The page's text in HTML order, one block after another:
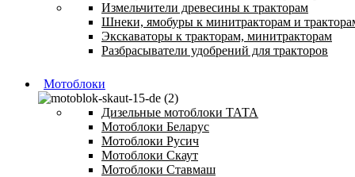
Измельчители древесины к тракторам
Шнеки, ямобуры к минитракторам и
Экскаваторы к тракторам, минитракторам
Разбрасыватели удобрений для тракторов
Мотоблоки
Дизельные мотоблоки ТАТА
Мотоблоки Беларус
Мотоблоки Русич
Мотоблоки Скаут
Мотоблоки Ставмаш